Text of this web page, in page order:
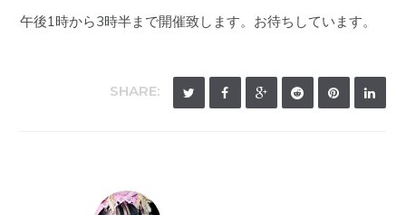
午後1時から3時半まで開催致します。お待ちしています。
SHARE: